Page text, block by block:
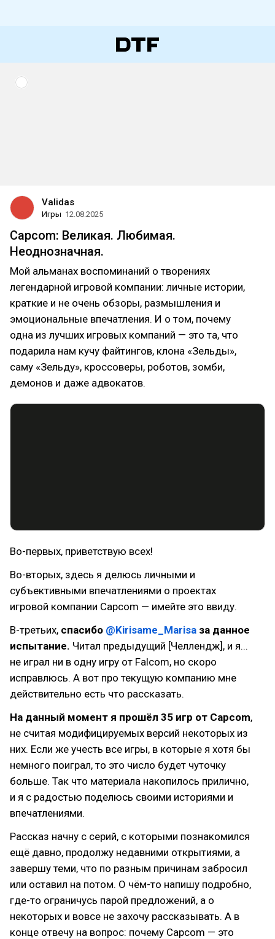
Validas
Игры 12.08.2025
Capcom: Великая. Любимая.
Неоднозначная.
Мой альманах воспоминаний о творениях
легендарной игровой компании: личные истории,
краткие и не очень обзоры, размышления и
эмоциональные впечатления. И о том, почему
одна из лучших игровых компаний — это та, что
подарила нам кучу файтингов, клона «Зельды»,
саму «Зельду», кроссоверы, роботов, зомби,
демонов и даже адвокатов.
Во-первых, приветствую всех!
Во-вторых, здесь я делюсь личными и
субъективными впечатлениями о проектах
игровой компании Capcom — имейте это ввиду.
В-третьих, спасибо @Kirisame_Marisa за данное
испытание. Читал предыдущий [Челлендж], и я...
не играл ни в одну игру от Falcom, но скоро
исправлюсь. А вот про текущую компанию мне
действительно есть что рассказать.
На данный момент я прошёл 35 игр от Capcom,
не считая модифицируемых версий некоторых из
них. Если же учесть все игры, в которые я хотя бы
немного поиграл, то это число будет чуточку
больше. Так что материала накопилось прилично,
и я с радостью поделюсь своими историями и
впечатлениями.
Рассказ начну с серий, с которыми познакомился
ещё давно, продолжу недавними открытиями, а
завершу теми, что по разным причинам забросил
или оставил на потом. О чём-то напишу подробно,
где-то ограничусь парой предложений, а о
некоторых и вовсе не захочу рассказывать. А в
конце отвечу на вопрос: почему Capcom — это